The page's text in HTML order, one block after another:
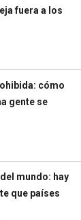
fuera a los
cómo
gente se
mundo: hay
que países